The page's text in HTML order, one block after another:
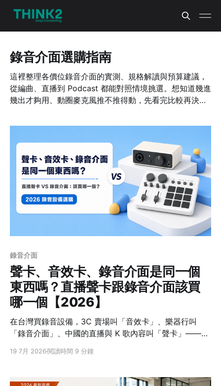
錄音介面選購指南
這裡整理各價位錄音介面的實測、規格解讀與預算建議，
從編曲、直播到 Podcast 都能對照情境挑選。想知道幾進
幾出才夠用、動圈麥克風推不推得動，先看完比較再決定
錄音介面
聲卡、音效卡、錄音介面是同一個
東西嗎？直播聲卡跟錄音介面該買
哪一個【2026】
在台灣買錄音設備，3C 賣場叫「音效卡」、樂器行叫
「錄音介面」、中國的直播與 K 歌內容叫「聲卡」——名
上是同一種東西——都是把麥克風訊號轉成 USB 訊號、
個為直播、K 歌和即時效果設計，一個為乾淨錄音設計。
19 7月 2026閱讀時間 9 分鐘